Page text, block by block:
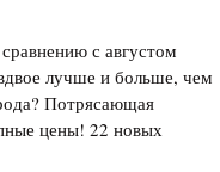
с августом
лучше и больше, чем
Потрясающая
цены! 22 новых